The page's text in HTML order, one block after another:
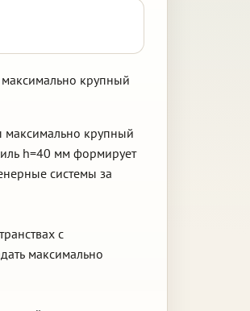
крупный
крупный
h=40 мм формирует
системы за
с
максимально